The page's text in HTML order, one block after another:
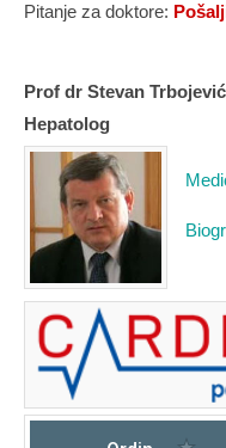
Pitanje za doktore:
Prof dr Stevan
Hepatolog